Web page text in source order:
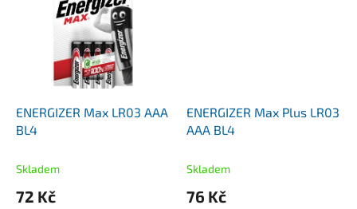
ENERGIZER Max LR03 AAA
BL4
Skladem
72 Kč
ENERGIZER Max Plus LR03
AAA BL4
Skladem
76 Kč